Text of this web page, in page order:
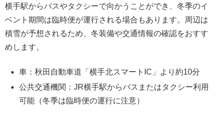
横手駅からバスやタクシーで向かうことができ、冬季のイ
ベント期間は臨時便が運行される場合もあります。周辺は
積雪が予想されるため、冬装備や交通情報の確認をおすす
めします。
車：秋田自動車道「横手北スマートIC」より約10分
公共交通機関：JR横手駅からバスまたはタクシー利用
可能（冬季は臨時便の運行に注意）